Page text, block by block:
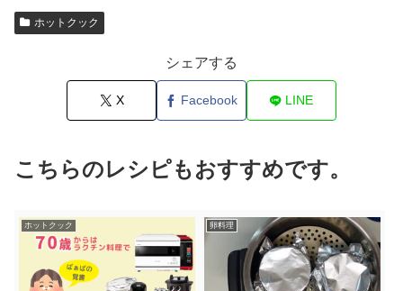
ホットクック
シェアする
X Facebook LINE
こちらのレシピもおすすめです。
ホットクック 卵料理